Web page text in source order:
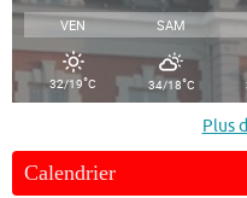
VEN SAM
32/19°C 34/18°C
Plus
Calendrier